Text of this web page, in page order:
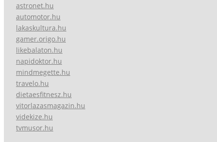
astronet.hu
automotor.hu
lakaskultura.hu
gamer.origo.hu
likebalaton.hu
napidoktor.hu
mindmegette.hu
travelo.hu
dietaesfitnesz.hu
vitorlazasmagazin.hu
videkize.hu
tvmusor.hu